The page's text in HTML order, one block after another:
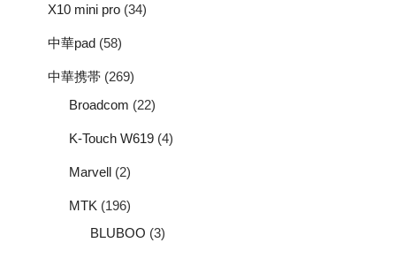
X10 mini pro (34)
中華pad (58)
中華携帯 (269)
Broadcom (22)
K-Touch W619 (4)
Marvell (2)
MTK (196)
BLUBOO (3)